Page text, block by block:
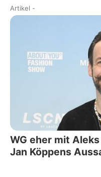
Artikel -
WG eher mit
Jan Köppens